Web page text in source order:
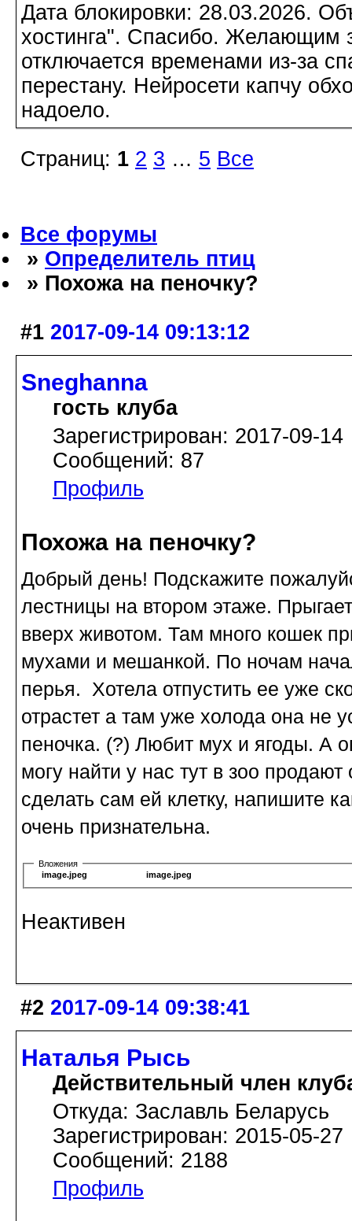
Дата блокировки: 28.03.2026.
хостинга". Спасибо. Желающим
отключается временами из-за
перестану. Нейросети капчу
надоело.
Страниц: 1 2 3 … 5 Все
Все форумы
» Определитель птиц
» Похожа на пеночку?
#1 2017-09-14 09:13:12
Sneghanna
гость клуба
Зарегистрирован: 2017-09-14
Сообщений: 87
Профиль
Похожа на пеночку?
Добрый день! Подскажите
лестницы на втором этаже.
вверх животом. Там много кошек
мухами и мешанкой. По ночам
перья. Хотела отпустить ее уже
отрастет а там уже холода она не
пеночка. (?) Любит мух и ягоды. А
могу найти у нас тут в зоо
сделать сам ей клетку, напишите
очень признательна.
Вложения
image.jpeg
image.jpeg
Неактивен
#2 2017-09-14 09:38:41
Наталья Рысь
Действительный член
Откуда: Заславль Беларусь
Зарегистрирован: 2015-05-27
Сообщений: 2188
Профиль